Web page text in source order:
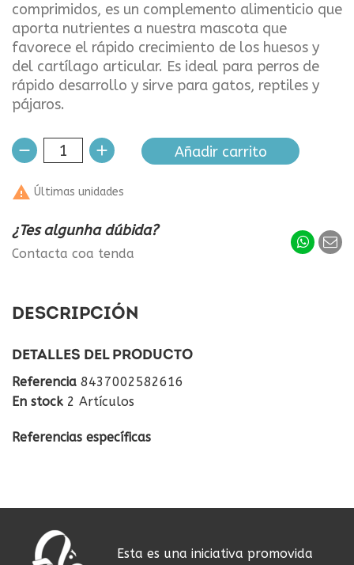
comprimidos, es un complemento alimenticio que
aporta nutrientes a nuestra mascota que
favorece el rápido crecimiento de los huesos y
del cartílago articular. Es ideal para perros de
rápido desarrollo y sirve para gatos, reptiles y
pájaros.
Añadir carrito
 Últimas unidades
¿Tes algunha dúbida?
Contacta coa tenda
DESCRIPCIÓN
DETALLES DEL PRODUCTO
Referencia 8437002582616
En stock 2 Artículos
Referencias específicas
Esta es una iniciativa promovida